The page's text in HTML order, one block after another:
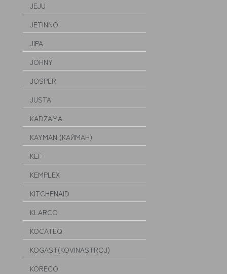
JEJU
JETINNO
JIPA
JOHNY
JOSPER
JUSTA
KADZAMA
KAYMAN (КАЙМАН)
KEF
KEMPLEX
KITCHENAID
KLARCO
KOCATEQ
KOGAST(KOVINASTROJ)
KORECO